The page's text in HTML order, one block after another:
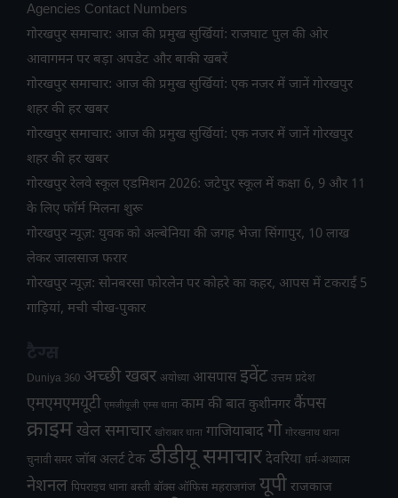
Agencies Contact Numbers
गोरखपुर समाचार: आज की प्रमुख सुर्खियां: राजघाट पुल की ओर
आवागमन पर बड़ा अपडेट और बाकी खबरें
गोरखपुर समाचार: आज की प्रमुख सुर्खियां: एक नजर में जानें गोरखपुर
शहर की हर खबर
गोरखपुर समाचार: आज की प्रमुख सुर्खियां: एक नजर में जानें गोरखपुर
शहर की हर खबर
गोरखपुर रेलवे स्कूल एडमिशन 2026: जटेपुर स्कूल में कक्षा 6, 9 और 11
के लिए फॉर्म मिलना शुरू
गोरखपुर न्यूज़: युवक को अल्बेनिया की जगह भेजा सिंगापुर, 10 लाख
लेकर जालसाज फरार
गोरखपुर न्यूज़: सोनबरसा फोरलेन पर कोहरे का कहर, आपस में टकराईं 5
गाड़ियां, मची चीख-पुकार
Duniya 360 अच्छी खबर अयोध्या आसपास इवेंट उत्तम प्रदेश
एमएमएमयूटी एमजीयूजी एम्स थाना काम की बात कुशीनगर कैंपस
क्राइमखेल समाचार खोराबार थाना गाजियाबादगो गोरखनाथ थाना
चुनावी समर जॉब अलर्ट टेक डीडीयू समाचार देवरिया धर्म-अध्यात्म
नेशनल पिपराइच थाना बस्ती बॉक्स ऑफिस महराजगंज यूपी राजकाज